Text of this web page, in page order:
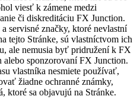
viesť k zámene medzi
či diskreditáciu FX Junction.
servisné značky, ktoré nevlastní
tejto Stránke, sú vlastníctvom ich
ale nemusia byť pridružení k FX
sponzorovaní FX Junction.
vlastníka nesmiete používať,
žiadne ochranné známky,
ktoré sa objavujú na Stránke.